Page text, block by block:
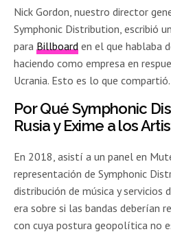
Nick Gordon, nuestro director
Symphonic Distribution, escribió
para Billboard en el que hablaba
haciendo como empresa en
Ucrania. Esto es lo que
Por Qué Symphonic
Rusia y Exime a los
En 2018, asistí a un panel en
representación de Symphonic
distribución de música y servicios
era sobre si las bandas deberían
con cuya postura geopolítica no